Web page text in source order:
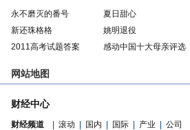
永不磨灭的番号 夏日甜心
新还珠格格
姚明退役
2011高考试题答案
感动中国十大母亲评选
网站地图
财经中心
财经频道 滚动 国内 国际 产业
公司